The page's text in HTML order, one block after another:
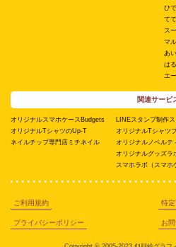
ひ
て
ス
マル
あ
は
エ
関連サービ
オリジナルスマホケースBudgets
オリジナルTシャツのUp-T
ネイルチップ専門店ミチネイル
LINEスタンプ制作
オリジナルTシャツ
オリジナルノベルテ
オリジナルグッズラ
スマホラボ（スマホ
ご利用規約 特
プライバシーポリシー お